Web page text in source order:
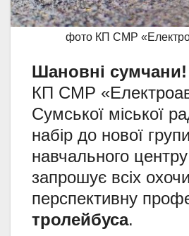
фото КП СМР
Шановні сумчани!
КП СМР
Сумської міської
набір до нової групи
навчального
запрошує всіх
перспективну
тролейбуса.